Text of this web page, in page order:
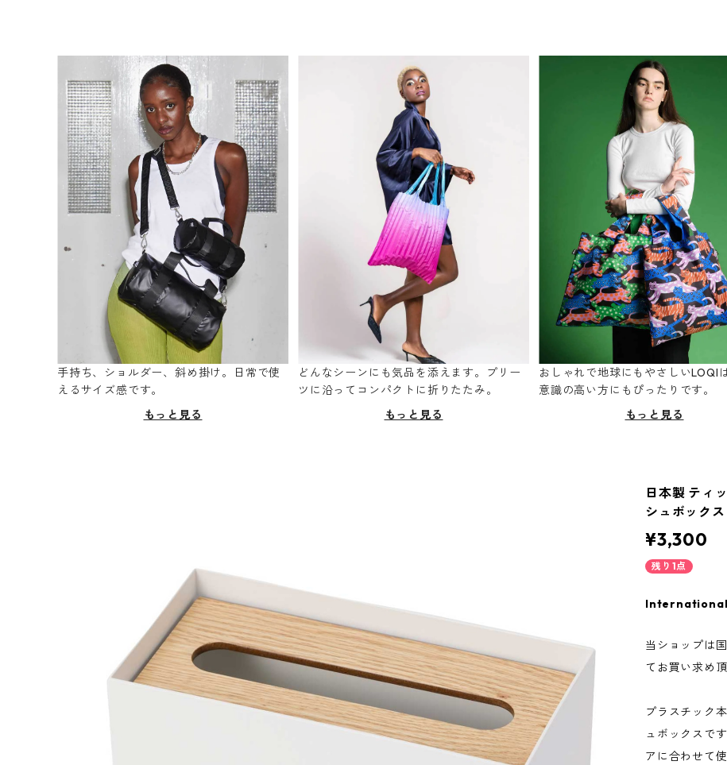
手持ち、ショルダー、斜め掛け。日常で使
えるサイズ感です。
もっと見る
どんなシーンにも気品を添えます。プリー
ツに沿ってコンパクトに折りたたみ。
もっと見る
おしゃれで地球にもやさしいLOQI
意識の高い方にもぴったりです。
もっと見る
日本製 ティ
シュボック
¥3,300
残り1点
当ショップは
てお買い求め頂
プラスチック
ュボックスで
アに合わせて